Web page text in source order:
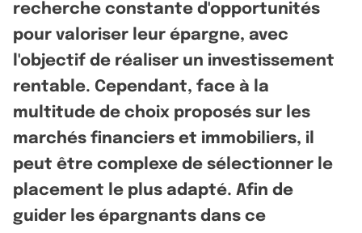
recherche constante d'opportunités
pour valoriser leur épargne, avec
l'objectif de réaliser un investissement
rentable. Cependant, face à la
multitude de choix proposés sur les
marchés financiers et immobiliers, il
peut être complexe de sélectionner le
placement le plus adapté. Afin de
guider les épargnants dans ce